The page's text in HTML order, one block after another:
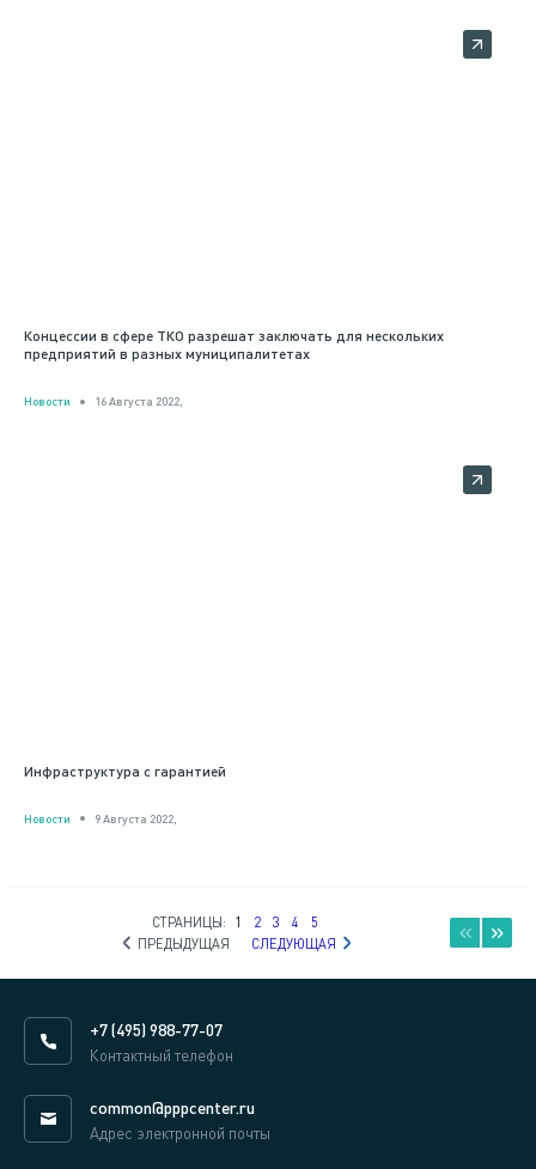
Концессии в сфере ТКО разрешат заключать для нескольких
предприятий в разных муниципалитетах
Новости 16 Августа 2022,
Инфраструктура с гарантией
Новости 9 Августа 2022,
СТРАНИЦЫ: 1 2 3 4
5
ПРЕДЫДУЩАЯ
СЛЕДУЮЩАЯ
+7 (495) 988-77-07
Контактный телефон
common@pppcenter.ru
Адрес электронной почты